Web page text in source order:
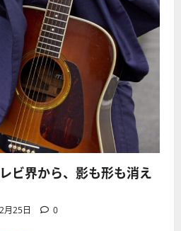
ビ界から、影も形も消え
月25日 0